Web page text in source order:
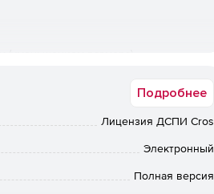
(уменьшением размера).
в AdobeAcrobat версиях 4.00 и
разархивации (встроенная
Подробнее
Лицензия ДСПИ Cros
Электронный
Полная версия